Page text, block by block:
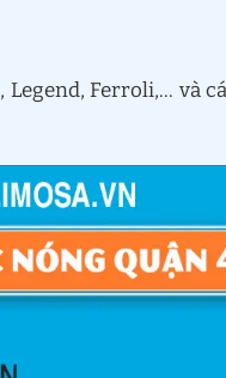
Ferroli,… và